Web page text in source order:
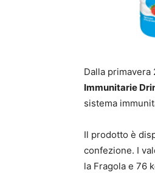
Dalla primavera
Immunitarie
sistema
Il prodotto è
confezione. I
la Fragola e 76